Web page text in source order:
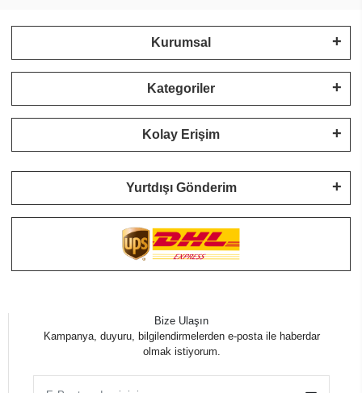
Kurumsal
Kategoriler
Kolay Erişim
Yurtdışı Gönderim
Bize Ulaşın
Kampanya, duyuru, bilgilendirmelerden e-posta ile haberdar
olmak istiyorum.